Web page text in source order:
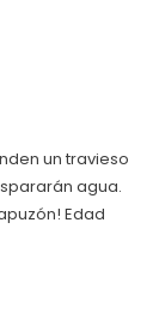
un travieso
agua.
Edad